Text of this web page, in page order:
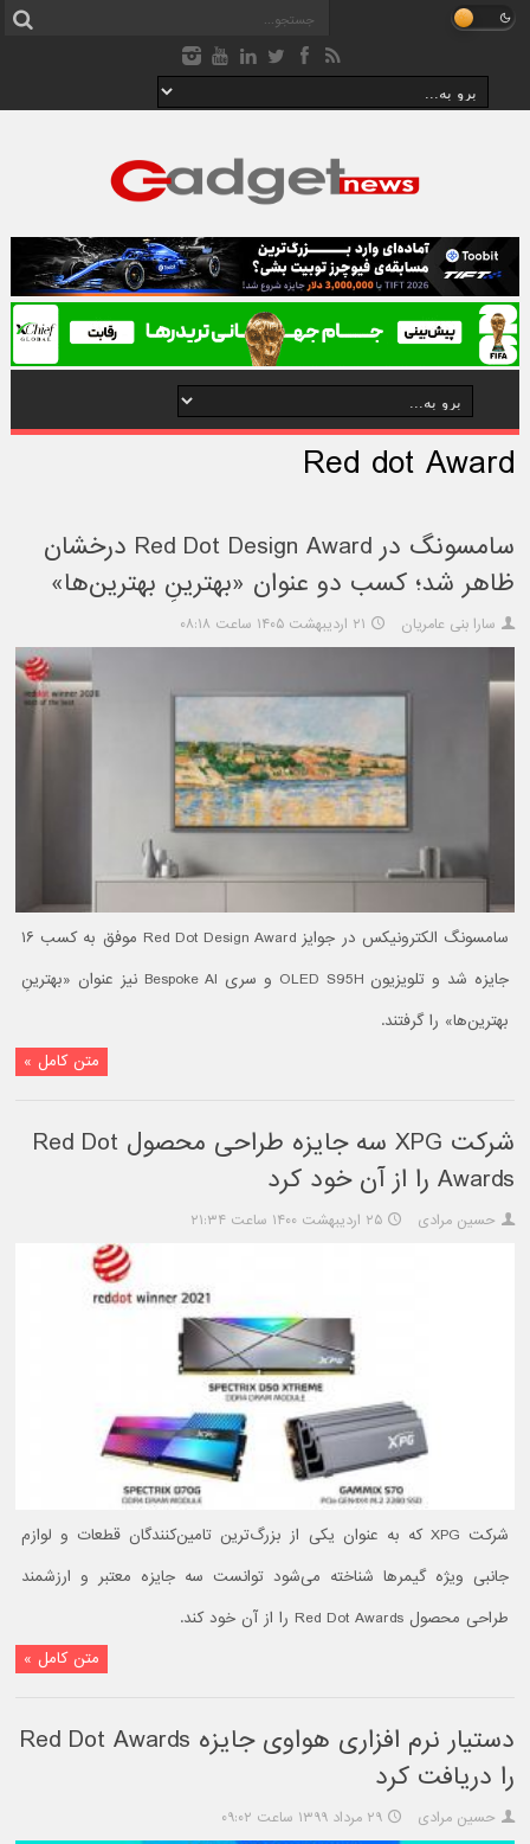
Red dot Award
سامسونگ در Red Dot Design Award درخشان
ظاهر شد؛ کسب دو عنوان «بهترینِ بهترین‌ها»
سارا بنی عامریان ۲۱ اردیبهشت ۱۴۰۵ ساعت ۰۸:۱۸
سامسونگ الکترونیکس در جوایز Red Dot Design Award موفق به کسب ۱۶
جایزه شد و تلویزیون OLED S95H و سری Bespoke AI نیز عنوان «بهترینِ
بهترین‌ها» را گرفتند.
متن کامل »
شرکت XPG سه جایزه طراحی محصول Red Dot
Awards را از آن خود کرد
حسین مرادی ۲۵ اردیبهشت ۱۴۰۰ ساعت ۲۱:۳۴
شرکت XPG که به عنوان یکی از بزرگ‌ترین تامین‌کنندگان قطعات و لوازم
جانبی ویژه گیمرها شناخته می‌شود توانست سه جایزه معتبر و ارزشمند
طراحی محصول Red Dot Awards را از آن خود کند.
متن کامل »
دستیار نرم افزاری هواوی جایزه Red Dot Awards
را دریافت کرد
حسین مرادی ۲۹ مرداد ۱۳۹۹ ساعت ۰۹:۰۲